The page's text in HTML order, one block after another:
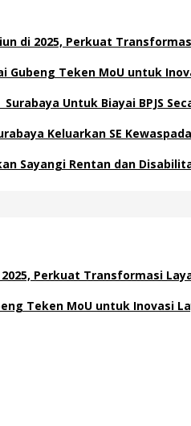
di 2025, Perkuat
Gubeng Teken MoU untuk
Untuk Biayai BPJS
Keluarkan SE
Sayangi Rentan dan
Perkuat Transformasi
Teken MoU untuk Inovasi